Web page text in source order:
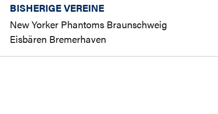
BISHERIGE VEREINE
New Yorker Phantoms Braunschweig
Eisbären Bremerhaven